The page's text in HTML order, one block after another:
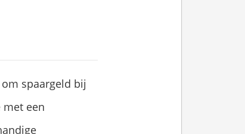
spaargeld bij
een